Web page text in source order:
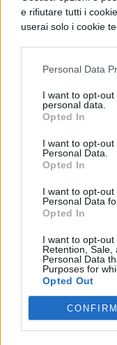
e rifiutare tutti i
userai solo i cookie
Personal Data
I want to opt-
personal data.
Opted In
I want to opt-
Personal Data.
Opted In
I want to opt-
Personal Data
Opted In
I want to opt-out
Retention, Sale,
Personal Data
Purposes for
Opted Out
CONFIRM
Locke) nel
imprime la sua
esempio il
soltanto
individui si
lavoro , il
trasforma in
Sempre nella
trovano
realizzazione
esercizio di
scopo della
indipendenza